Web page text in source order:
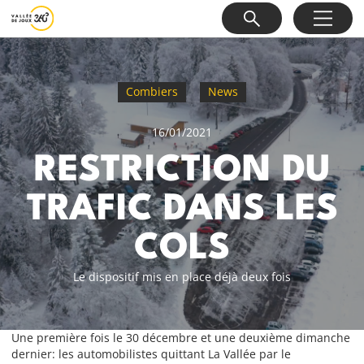
Combiers News
16/01/2021
RESTRICTION DU
TRAFIC DANS LES
COLS
Le dispositif mis en place déjà deux fois
Une première fois le 30 décembre et une deuxième dimanche
dernier: les automobilistes quittant La Vallée par le